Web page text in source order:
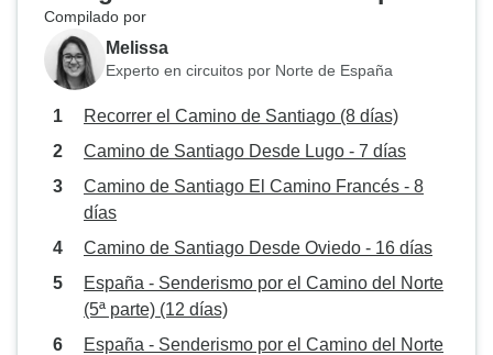
Compilado por
Melissa
Experto en circuitos por Norte de España
Recorrer el Camino de Santiago (8 días)
Camino de Santiago Desde Lugo - 7 días
Camino de Santiago El Camino Francés - 8
días
Camino de Santiago Desde Oviedo - 16 días
España - Senderismo por el Camino del Norte
(5ª parte) (12 días)
España - Senderismo por el Camino del Norte